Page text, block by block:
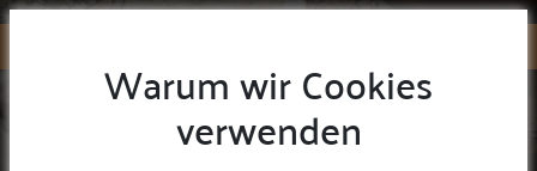
UNSERE LEISTUNG
Warum wir Cookies
verwenden